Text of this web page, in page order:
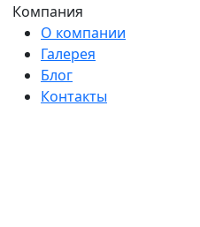
странице
товара.
Компания
О компании
Галерея
Блог
Контакты